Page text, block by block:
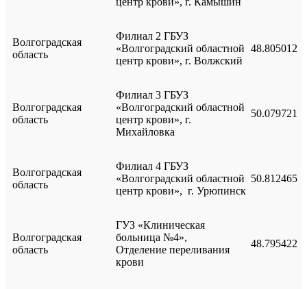
Волгоградская
область
Филиал 2 ГБУЗ
«Волгоградский областной
центр крови», г. Волжский
48.805012
Волгоградская
область
Филиал 3 ГБУЗ
«Волгоградский областной
центр крови», г.
Михайловка
50.079721
Волгоградская
область
Филиал 4 ГБУЗ
«Волгоградский областной
центр крови», г. Урюпинск
50.812465
Волгоградская
область
ГУЗ «Клиническая
больница №4»,
Отделение переливания
крови
48.795422